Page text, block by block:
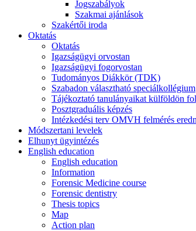
Jogszabályok
Szakmai ajánlások
Szakértői iroda
Oktatás
Oktatás
Igazságügyi orvostan
Igazságügyi fogorvostan
Tudományos Diákkör (TDK)
Szabadon választható speciálkollégium
Tájékoztató tanulányaikat külföldön
Posztgraduális képzés
Intézkedési terv OMVH felmérés
Módszertani levelek
Elhunyt ügyintézés
English education
English education
Information
Forensic Medicine course
Forensic dentistry
Thesis topics
Map
Action plan